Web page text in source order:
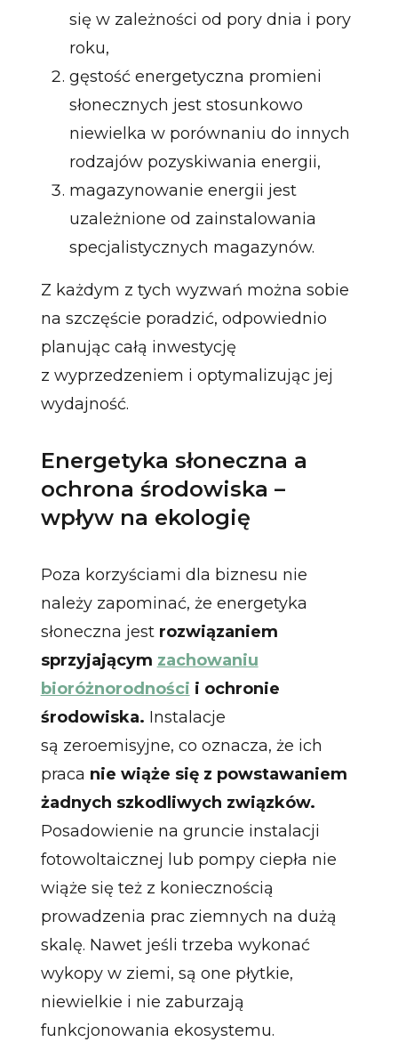
się w zależności od pory dnia i pory
roku,
gęstość energetyczna promieni
słonecznych jest stosunkowo
niewielka w porównaniu do innych
rodzajów pozyskiwania energii,
magazynowanie energii jest
uzależnione od zainstalowania
specjalistycznych magazynów.
Z każdym z tych wyzwań można sobie
na szczęście poradzić, odpowiednio
planując całą inwestycję
z wyprzedzeniem i optymalizując jej
wydajność.
Energetyka słoneczna a
ochrona środowiska –
wpływ na ekologię
Poza korzyściami dla biznesu nie
należy zapominać, że energetyka
słoneczna jest rozwiązaniem
sprzyjającym zachowaniu
bioróżnorodności i ochronie
środowiska. Instalacje
są zeroemisyjne, co oznacza, że ich
praca nie wiąże się z powstawaniem
żadnych szkodliwych związków.
Posadowienie na gruncie instalacji
fotowoltaicznej lub pompy ciepła nie
wiąże się też z koniecznością
prowadzenia prac ziemnych na dużą
skalę. Nawet jeśli trzeba wykonać
wykopy w ziemi, są one płytkie,
niewielkie i nie zaburzają
funkcjonowania ekosystemu.